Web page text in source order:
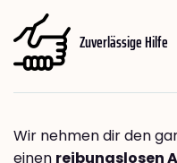
Zuverlässige Hilfe
Wir nehmen dir den
einen reibungslosen